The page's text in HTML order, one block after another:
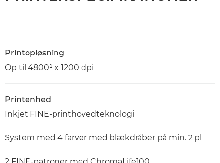
Printopløsning
Op til 4800¹ x 1200 dpi
Printenhed
Inkjet FINE-printhovedteknologi
System med 4 farver med blækdråber på min. 2 pl